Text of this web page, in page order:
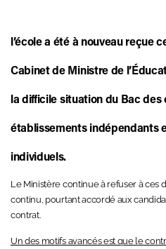
l’école a été à nouveau reçue
Cabinet de Ministrede
la difficile situation du Bac
établissements indépendants
individuels.
Le Ministère continue à refuser à
continu, pourtant accordé aux
contrat.
Un des motifs avancés est que le